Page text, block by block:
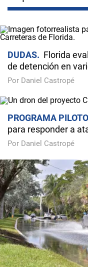
DUDAS
Florida
de detención en
Por Daniel Castropé
PROGRAMA PILOTO
para responder a
Por Daniel Castropé